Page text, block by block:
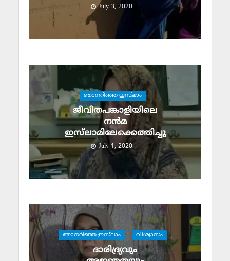
July 3, 2020
ഞാനറിഞ്ഞ ഇസ്‌ലാം
ജീവിതപങ്കാളിയിലെ
നന്‍മ
ഇസ്‌ലാമിലേക്കെത്തിച്ചു
July 1, 2020
ഞാനറിഞ്ഞ ഇസ്‌ലാം വിശ്വാസം
ദാരിദ്ര്യവും